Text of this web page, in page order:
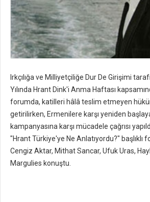
Irkçılığa ve Milliyetçiliğe Dur De Girişimi
Yılında Hrant Dink'i Anma Haftası
forumda, katilleri hâlâ teslim etmeyen
getirilirken, Ermenilere karşı yeniden
kampanyasına karşı mücadele çağrısı
"Hrant Türkiye'ye Ne Anlatıyordu?" başlıklı
Cengiz Aktar, Mithat Sancar, Ufuk Uras,
Margulies konuştu.